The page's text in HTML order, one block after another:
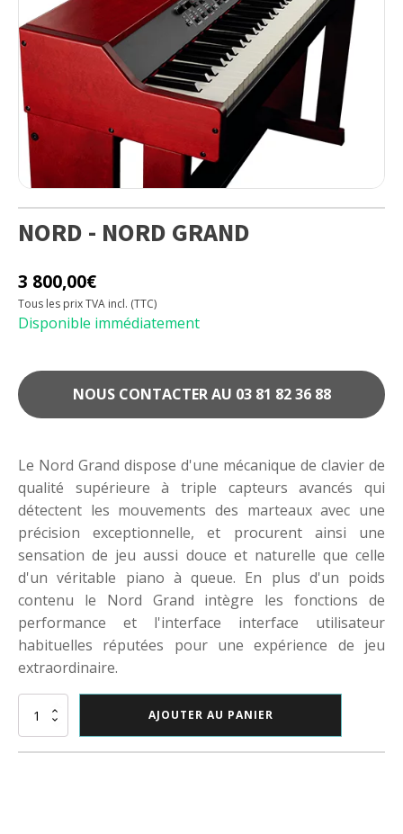
NORD - NORD GRAND
3 800,00€
Tous les prix TVA incl. (TTC)
Disponible immédiatement
NOUS CONTACTER AU 03 81 82 36 88
Le Nord Grand dispose d'une mécanique de clavier de
qualité supérieure à triple capteurs avancés qui
détectent les mouvements des marteaux avec une
précision exceptionnelle, et procurent ainsi une
sensation de jeu aussi douce et naturelle que celle
d'un véritable piano à queue. En plus d'un poids
contenu le Nord Grand intègre les fonctions de
performance et l'interface interface utilisateur
habituelles réputées pour une expérience de jeu
extraordinaire.
quantité
AJOUTER AU PANIER